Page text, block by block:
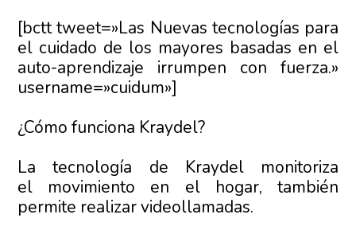
[bctt tweet=»Las Nuevas tecnologías para
el cuidado de los mayores basadas en el
auto-aprendizaje irrumpen con fuerza.»
username=»cuidum»]
¿Cómo funciona Kraydel?
La tecnología de Kraydel monitoriza
el movimiento en el hogar, también
permite realizar videollamadas.